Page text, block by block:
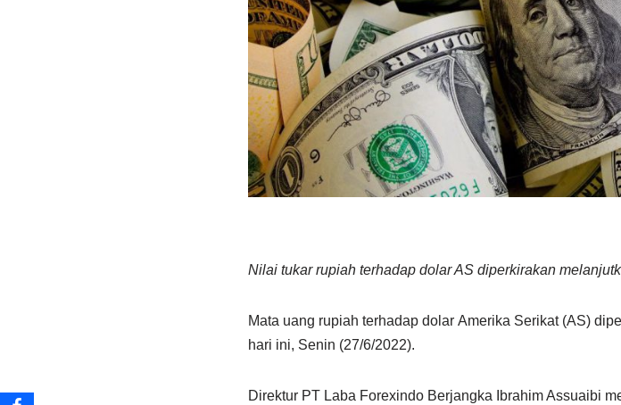
Nilai tukar rupiah terhadap dolar AS diperkirakan
Mata uang rupiah terhadap dolar Amerika Serikat (AS)
hari ini, Senin (27/6/2022).
Direktur PT Laba Forexindo Berjangka Ibrahim Assuaibi